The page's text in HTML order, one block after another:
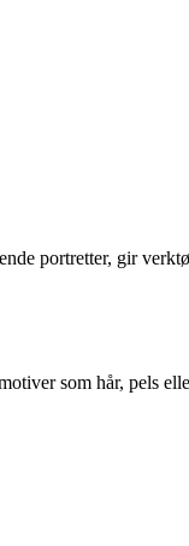
portretter, gir
som hår, pels